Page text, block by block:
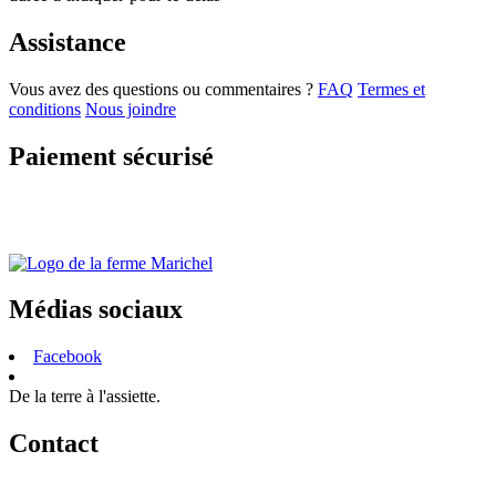
Assistance
Vous avez des questions ou commentaires ? FAQ Termes et
conditions Nous joindre
Paiement sécurisé
Médias sociaux
Facebook
De la terre à l'assiette.
Contact